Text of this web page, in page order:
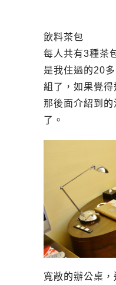
飲料茶包
每人共有3種茶
是我住過的20
組了，如果覺得
那後面介紹到
了。
寬敞的辦公桌